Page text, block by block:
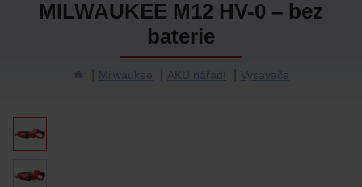
Milwaukee AKU nářadí Vysavače
MILWAUKEE M12 HV-0 – bez
baterie